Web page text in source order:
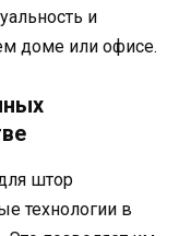
и
доме или офисе.
штор
технологии в